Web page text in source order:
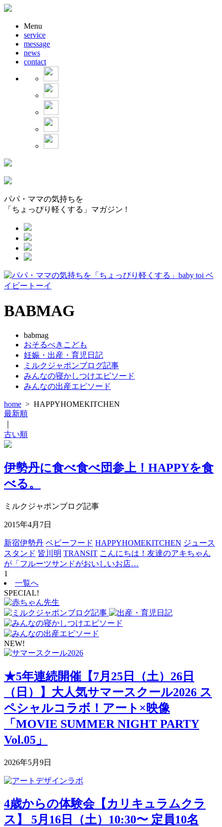
Menu
service
message
news
contact
パパ・ママの気持ちを
「ちょっぴり軽くする」マガジン !
BABMAG
babmag
おそるべきこども
妊娠・出産・育児日記
ミルクジャポンブログ記事
みんなの寝かしつけエピソード
みんなの出産エピソード
home > HAPPYHOMEKITCHEN
最新順
古い順
伊勢丹に食べ食べ団参上！HAPPYを食
べる。
ミルクジャポンブログ記事
2015年4月7日
新宿伊勢丹 ベビーフード HAPPYHOMEKITCHEN ジュース
スタンド 皆川明 TRANSIT こんにちは！友達のアキちゃん
が「フルーツサンドがおいしいお店…
1
一覧へ
SPECIAL!
NEW!
★5年連続開催【7月25日（土）26日
（日）】大人気サマースクール2026 ス
ペシャルコラボ！アート×映像
「MOVIE SUMMER NIGHT PARTY
Vol.05」
2026年5月9日
4歳からの体験会【カリキュラムクラ
ス】 5月16日（土）10:30〜 定員10名